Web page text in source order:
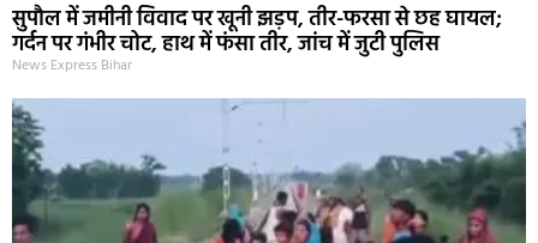
सुपौल में जमीनी विवाद पर खूनी झड़प, तीर-फरसा से छह घायल;
गर्दन पर गंभीर चोट, हाथ में फंसा तीर, जांच में जुटी पुलिस
News Express Bihar